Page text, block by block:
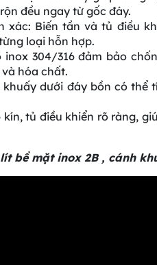
đều ngay từ gốc đáy.
xác: Biến tần và tủ điều
loại hỗn hợp.
304/316 đảm bảo
hóa chất.
dưới đáy bồn có thể
tủ điều khiển rõ ràng,
bề mặt inox 2B , cánh